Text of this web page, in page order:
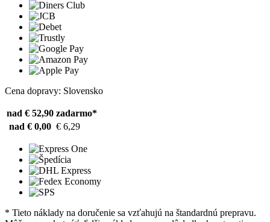
Cena dopravy: Slovensko
nad € 52,90 zadarmo*
nad € 0,00 € 6,29
* Tieto náklady na doručenie sa vzťahujú na štandardnú prepravu.